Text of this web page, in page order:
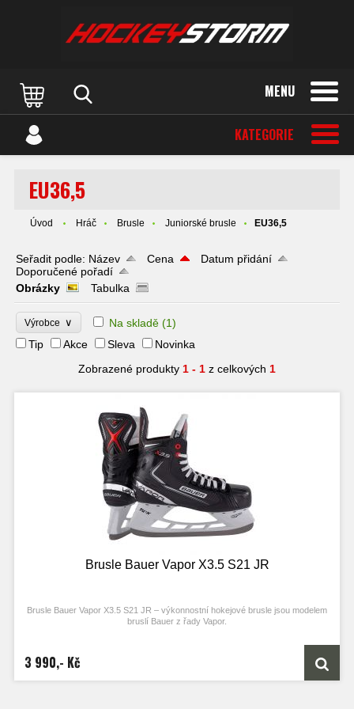
MENU
KATEGORIE
EU36,5
Úvod Hráč Brusle Juniorské brusle EU36,5
Seřadit podle: Název Cena
Datum přidání
Doporučené pořadí
Obrázky
Tabulka
Výrobce ∨ Na skladě (1)
Tip
Akce Sleva
Novinka
Zobrazené produkty 1 - 1 z celkových 1
Brusle Bauer Vapor X3.5 S21 JR
Brusle Bauer Vapor X3.5 S21 JR – výkonnostní hokejové brusle jsou modelem
bruslí Bauer z řady Vapor.
3 990,- Kč